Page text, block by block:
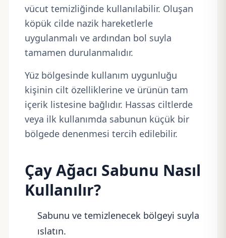
vücut temizliğinde kullanılabilir. Oluşan
köpük cilde nazik hareketlerle
uygulanmalı ve ardından bol suyla
tamamen durulanmalıdır.
Yüz bölgesinde kullanım uygunluğu
kişinin cilt özelliklerine ve ürünün tam
içerik listesine bağlıdır. Hassas ciltlerde
veya ilk kullanımda sabunun küçük bir
bölgede denenmesi tercih edilebilir.
Çay Ağacı Sabunu Nasıl
Kullanılır?
Sabunu ve temizlenecek bölgeyi suyla
ıslatın.